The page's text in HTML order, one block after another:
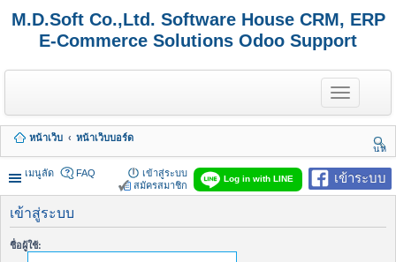
M.D.Soft Co.,Ltd. Software House CRM, ERP
E-Commerce Solutions Odoo Support
T
o
g
e
n
a
v
g
หน้าเว็บ
หน้าเว็บบอร์ด
นห
า
เมนูลัด
เข้าระบบ
Log in with LINE
FAQ
เข้าสู่ระบบ
สมัครสมาชิก
เข้าสู่ระบบ
ชื่อผู้ใช้: